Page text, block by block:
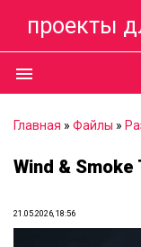
проекты
menu
Главная » Файлы »
Wind &
21.05.2026, 18:56